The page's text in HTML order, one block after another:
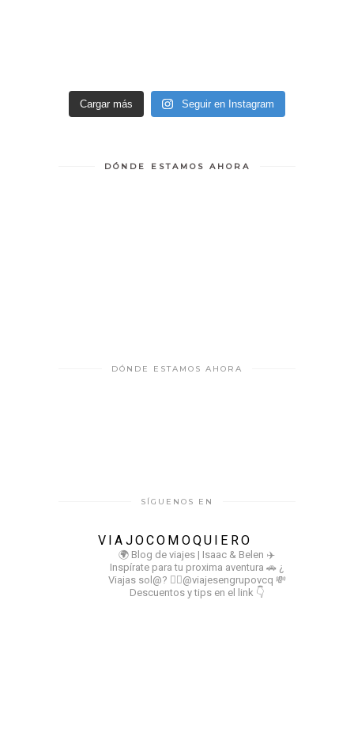
Cargar más Seguir en Instagram
DÓNDE ESTAMOS AHORA
DÓNDE ESTAMOS AHORA
SÍGUENOS EN
VIAJOCOMOQUIERO
🌍 Blog de viajes | Isaac & Belen ✈️
Inspírate para tu proxima aventura 🚗 ¿
Viajas sol@? 👉🏻@viajesengrupovcq 💸
Descuentos y tips en el link 👇